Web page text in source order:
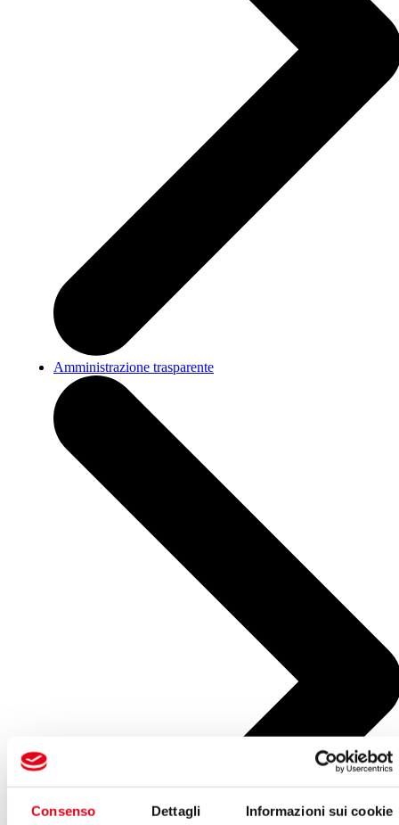
Consenso Dettagli Informazioni sui cookie
Amministrazione trasparente